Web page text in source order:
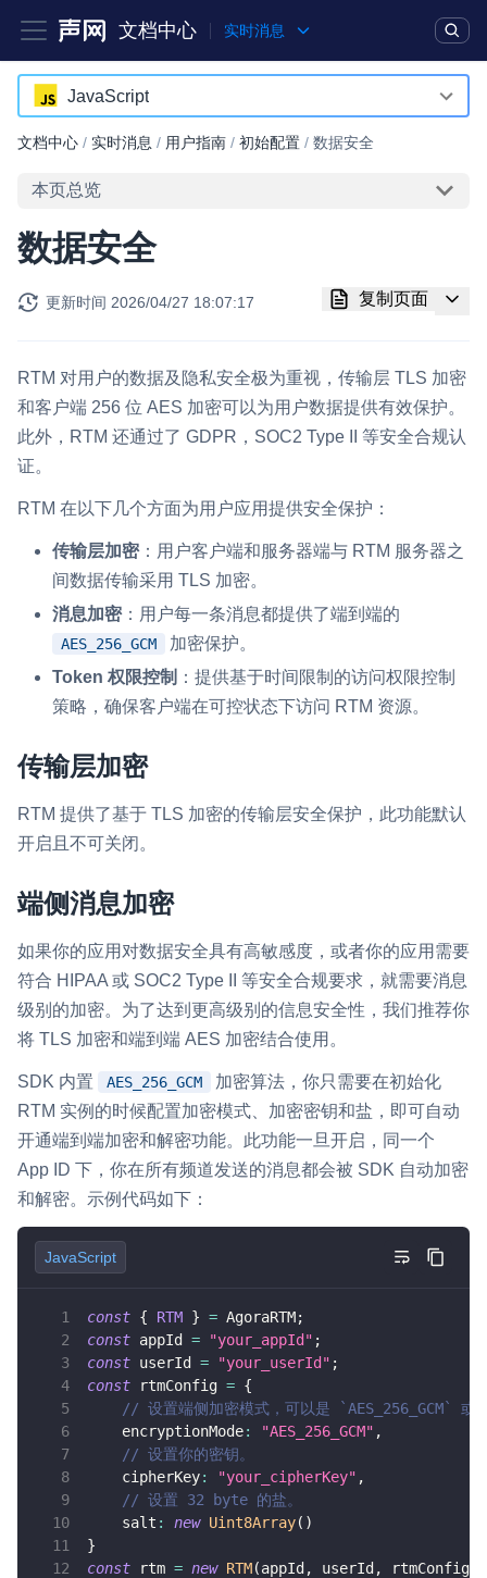
文档中心 实时消息
产品 解决方案
突破传统文字交互模式，与 AI 进行高拟真、自然流畅的实时语
音对话
扩展性和更优秀的互动效果
实时消息
一整套低延时、高并发、可扩展、高可靠的实时消息及状态同步
即时通讯 IM NEW
一整套高可靠、低时延、高并发、安全、全球化的即时聊天云服
融合 CDN 直播
对接国内外多家 CDN 供应商，提供一个整体播放体验最佳的
CDN 直播方案
媒体流加速
物的实时互动连接
快速实现实时的语音转写功能
互动白板
微呼叫 NEW
实现智能硬件和微信小程序之间的实时音视频互通
Status Page
集中展示声网主要产品及服务的综合服务质量及可用性信息
内容审核
对实时音频和视频画面进行风险识别，并联动回调和业务处置流
云市场
SDK 拓展插件
拓展 SDK 能力，打造更具个性化的音视频互动效果
使用录制、推流、拉流等服务丰富互动体验
云端录制
本地服务端录制
旁路推流
输入在线媒体流
云端转码 RTMP 网关
RTC 服务端 SDK
JavaScript
JavaScript
Java
Objective-C
Swift
C++
Unity
Flutter
文档中心 / 实时消息 / 用户指南 / 初始配置 / 数据安全
本页总览
数据安全
更新时间 2026/04/27 18:07:17 复制页面
RTM 对用户的数据及隐私安全极为重视，传输层 TLS 加密
和客户端 256 位 AES 加密可以为用户数据提供有效保护。
此外，RTM 还通过了 GDPR，SOC2 Type II 等安全合规认
证。
RTM 在以下几个方面为用户应用提供安全保护：
传输层加密：用户客户端和服务器端与 RTM 服务器之
间数据传输采用 TLS 加密。
消息加密：用户每一条消息都提供了端到端的
AES_256_GCM
加密保护。
Token 权限控制 ：提供基于时间限制的访问权限控制
策略，确保客户端在可控状态下访问 RTM 资源。
传输层加密
RTM 提供了基于 TLS 加密的传输层安全保护，此功能默认
开启且不可关闭。
端侧消息加密
如果你的应用对数据安全具有高敏感度，或者你的应用需要
符合 HIPAA 或 SOC2 Type II 等安全合规要求，就需要消息
级别的加密。为了达到更高级别的信息安全性，我们推荐你
将 TLS 加密和端到端 AES 加密结合使用。
SDK 内置 AES_256_GCM
加密算法，你只需要在初始化
RTM 实例的时候配置加密模式、加密密钥和盐，即可自动
开通端到端加密和解密功能。此功能一旦开启，同一个
App ID 下，你在所有频道发送的消息都会被 SDK 自动加密
和解密。示例代码如下：
JavaScript
const { RTM } = AgoraRTM;
const appId = "your_appId" ;
const userId = "your_userId" ;
const rtmConfig = {
// 设置端侧加密模式，可以是 `AES_256_GCM` 或
encryptionMode: "AES_256_GCM" ,
// 设置你的密钥。
cipherKey: "your_cipherKey" ,
// 设置 32 byte 的盐。
salt : new Uint8Array( )
}
const rtm = new RTM(appId , userId , rtmConfig